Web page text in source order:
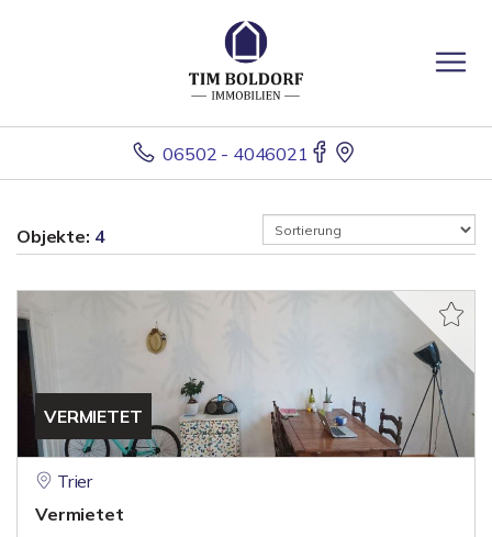
06502 - 4046021
Objekte: 4
VERMIETET
Trier
Vermietet